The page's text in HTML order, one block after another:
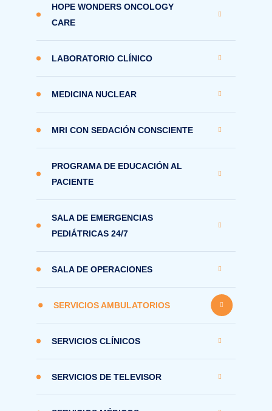
HOPE WONDERS ONCOLOGY
CARE
LABORATORIO CLÍNICO
MEDICINA NUCLEAR
MRI CON SEDACIÓN CONSCIENTE
PROGRAMA DE EDUCACIÓN AL
PACIENTE
SALA DE EMERGENCIAS
PEDIÁTRICAS 24/7
SALA DE OPERACIONES
SERVICIOS AMBULATORIOS
SERVICIOS CLÍNICOS
SERVICIOS DE TELEVISOR